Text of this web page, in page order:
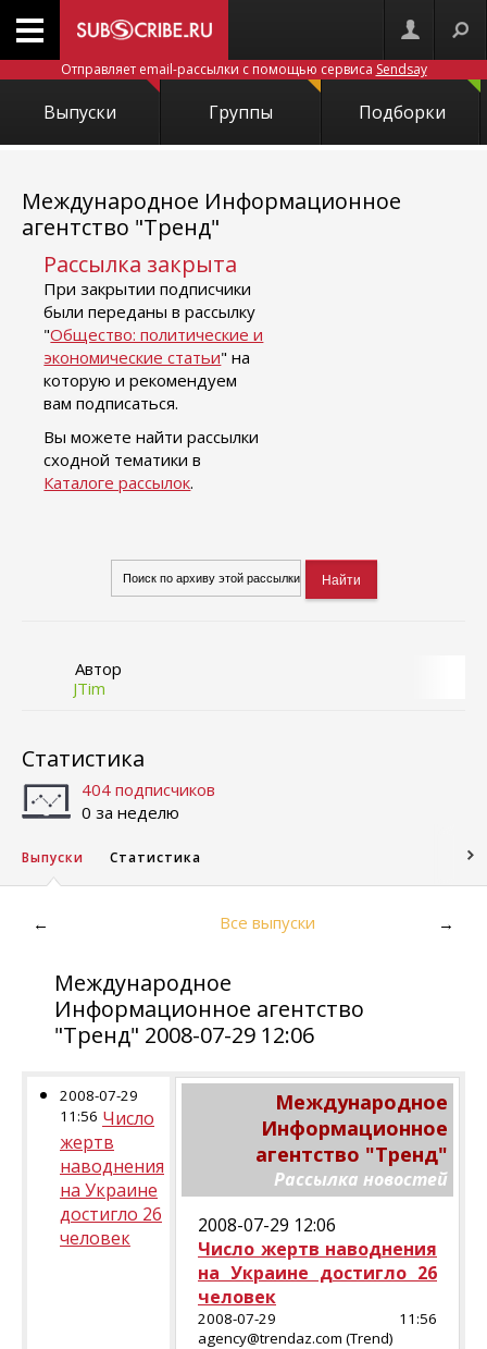
Отправляет email-рассылки с помощью сервиса Sendsay
Выпуски Группы Подборки
Международное Информационное
агентство "Тренд"
Рассылка закрыта
При закрытии подписчики
были переданы в рассылку
"Общество: политические и
экономические статьи" на
которую и рекомендуем
вам подписаться.
Вы можете найти рассылки
сходной тематики в
Каталоге рассылок.
Автор
JTim
Статистика
404 подписчиков
0 за неделю
Выпуски Статистика
← Все выпуски →
Международное
Информационное агентство
"Тренд" 2008-07-29 12:06
2008-07-29
11:56 Число
жертв
наводнения
на Украине
достигло 26
человек
Международное
Информационное
агентство "Тренд"
Рассылка новостей
2008-07-29 12:06
Число жертв наводнения
на Украине достигло 26
человек
2008-07-29 11:56
agency@trendaz.com (Trend)